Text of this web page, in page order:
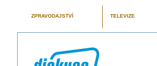
ZPRAVODAJSTVÍ TELEVIZE